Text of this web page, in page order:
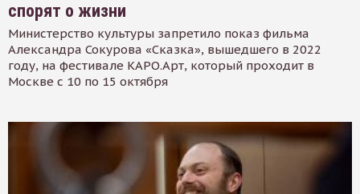
спорят о жизни
Министерство культуры запретило показ фильма
Александра Сокурова «Сказка», вышедшего в 2022
году, на фестивале КАРО.Арт, который проходит в
Москве с 10 по 15 октября